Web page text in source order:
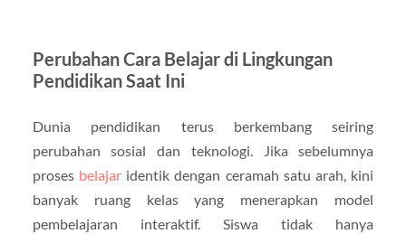
Perubahan Cara Belajar di Lingkungan
Pendidikan Saat Ini
Dunia pendidikan terus berkembang seiring
perubahan sosial dan teknologi. Jika sebelumnya
proses belajar identik dengan ceramah satu arah, kini
banyak ruang kelas yang menerapkan model
pembelajaran interaktif. Siswa tidak hanya